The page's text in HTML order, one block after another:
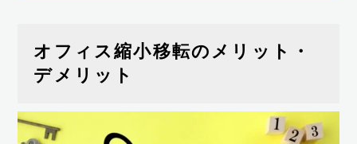
オフィス縮小移転のメリット・
デメリット